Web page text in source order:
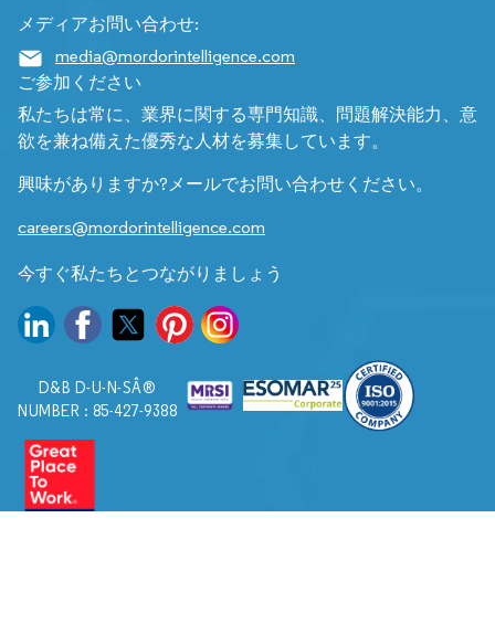
メディアお問い合わせ:
media@mordorintelligence.com
ご参加ください
私たちは常に、業界に関する専門知識、問題解決能力、意
欲を兼ね備えた優秀な人材を募集しています。
興味がありますか?メールでお問い合わせください。
careers@mordorintelligence.com
今すぐ私たちとつながりましょう
D&B D-U-N-SÂ®
NUMBER : 85-427-9388